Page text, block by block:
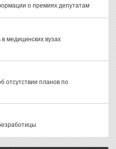
о премиях депутатам
медицинских вузах
отсутствии планов по